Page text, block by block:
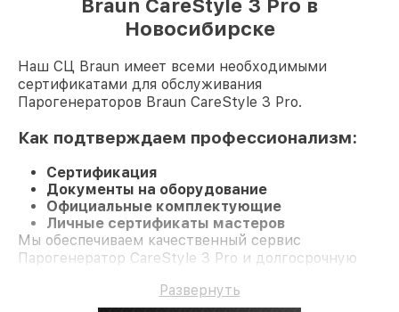
Braun CareStyle 3 Pro в
Новосибирске
Наш СЦ Braun имеет всеми необходимыми
сертификатами для обслуживания
Парогенераторов Braun CareStyle 3 Pro.
Как подтверждаем профессионализм:
Сертификация
Документы на оборудование
Официальные комплектующие
Личные сертификаты мастеров
Мы обеспечиваем качественный сервис
Парогенератор CareStyle 3 Pro и долгосрочную
Развернуть